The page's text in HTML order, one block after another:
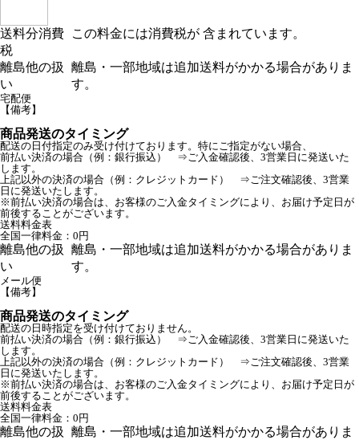
送料分消費
税
この料金には消費税が 含まれています。
離島他の扱
い
離島・一部地域は追加送料がかかる場合がありま
す。
宅配便
【備考】
商品発送のタイミング
配送の日付指定のみ受け付けております。特にご指定がない場合、
前払い決済の場合（例：銀行振込） ⇒ご入金確認後、3営業日に発送いた
します。
上記以外の決済の場合（例：クレジットカード） ⇒ご注文確認後、3営業
日に発送いたします。
※前払い決済の場合は、お客様のご入金タイミングにより、お届け予定日が
前後することがございます。
送料料金表
全国一律料金：0円
離島他の扱
い
離島・一部地域は追加送料がかかる場合がありま
す。
メール便
【備考】
商品発送のタイミング
配送の日時指定を受け付けておりません。
前払い決済の場合（例：銀行振込） ⇒ご入金確認後、3営業日に発送いた
します。
上記以外の決済の場合（例：クレジットカード） ⇒ご注文確認後、3営業
日に発送いたします。
※前払い決済の場合は、お客様のご入金タイミングにより、お届け予定日が
前後することがございます。
送料料金表
全国一律料金：0円
離島他の扱
離島・一部地域は追加送料がかかる場合がありま